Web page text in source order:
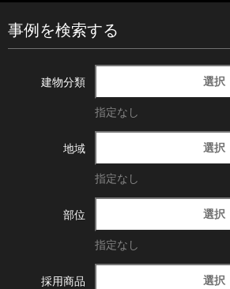
事例を検索する
建物分類 選択
指定なし
地域 選択
指定なし
部位 選択
指定なし
採用商品 選択